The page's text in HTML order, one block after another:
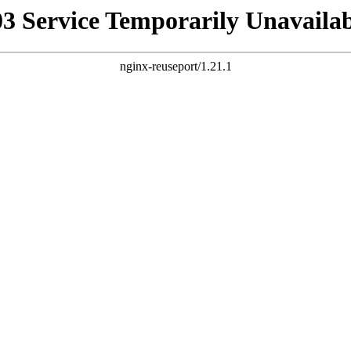
Service Temporarily
nginx-reuseport/1.21.1